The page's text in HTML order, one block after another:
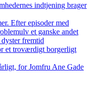
indtjening brager
Efter episoder med
et ganske andet
fremtid
et troværdigt borgerligt
for Jomfru Ane Gade